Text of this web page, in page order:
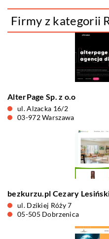
Firmy z kategorii
AlterPage Sp. z o.o
ul. Alzacka 16/2
03-972 Warszawa
bezkurzu.pl Cezary
ul. Dzikiej Róży 7
05-505 Dobrzenica